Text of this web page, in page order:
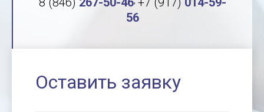
56
Оставить заявку